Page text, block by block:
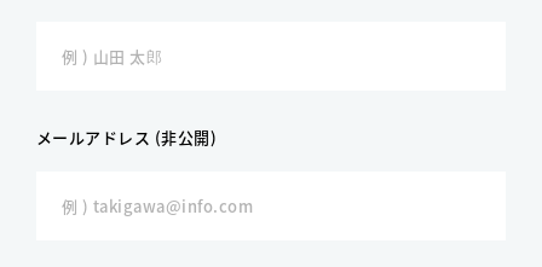
メールアドレス (非公開)